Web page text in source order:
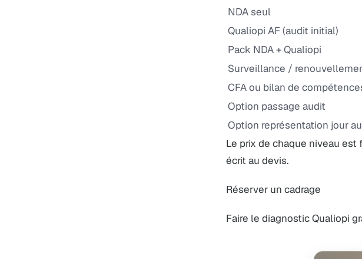
NDA seul
Qualiopi AF (audit initial)
Pack NDA + Qualiopi
Surveillance /
CFA ou bilan de
Option passage audit
Option représentation jour
Le prix de chaque niveau
écrit au devis.
Réserver un cadrage
Faire le diagnostic Qualiopi